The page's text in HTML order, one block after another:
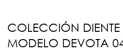
COLECCIÓN DIENTE
MODELO DEVOTA